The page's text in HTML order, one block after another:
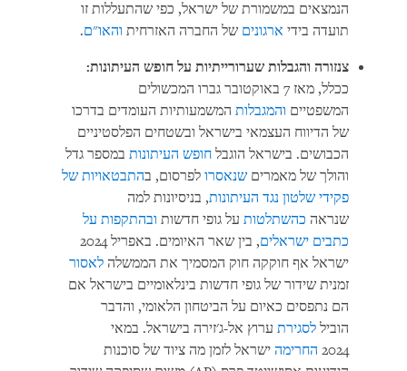
הנמצאים במשמורת של ישראל, כפי שהתעללות זו
תועדה בידי ארגונים של החברה האזרחית והאו"ם.
צנזורה והגבלות שערורייתיות על חופש העיתונות:
ככלל, מאז 7 באוקטובר גברו המכשולים
המשפטיים והמגבלות המשמעותיות העומדים בדרכו
של הדיווח העצמאי בישראל ובשטחים הפלסטיניים
הכבושים. בישראל הוגבל חופש העיתונות במספר גדל
והולך של מאמרים שנאסרו לפרסום, בהתבטאויות של
פקידי שלטון נגד העיתונות, בניסיונות למה
שנראה כהשתלטות על גופי חדשות ובהתקפות על
כתבים ישראלים
, בין שאר האיומים. באפריל 2024
ישראל אף חוקקה חוק המסמיך את הממשלה לאסור
זמנית שידור של גופי חדשות בינלאומיים בישראל אם
הם נתפסים כאיום על הביטחון הלאומי, והדבר
הוביל לסגירת ערוץ אל-ג'זירה בישראל. במאי
2024 החרימה ישראל לזמן מה ציוד של סוכנות